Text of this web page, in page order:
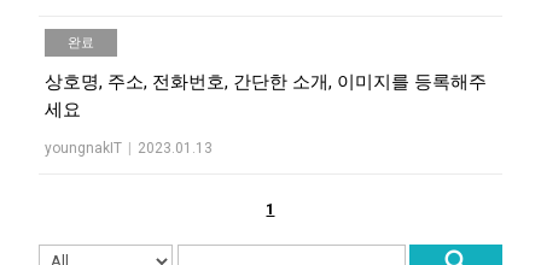
완료
상호명, 주소, 전화번호, 간단한 소개, 이미지를 등록해주
세요
youngnakIT | 2023.01.13
1